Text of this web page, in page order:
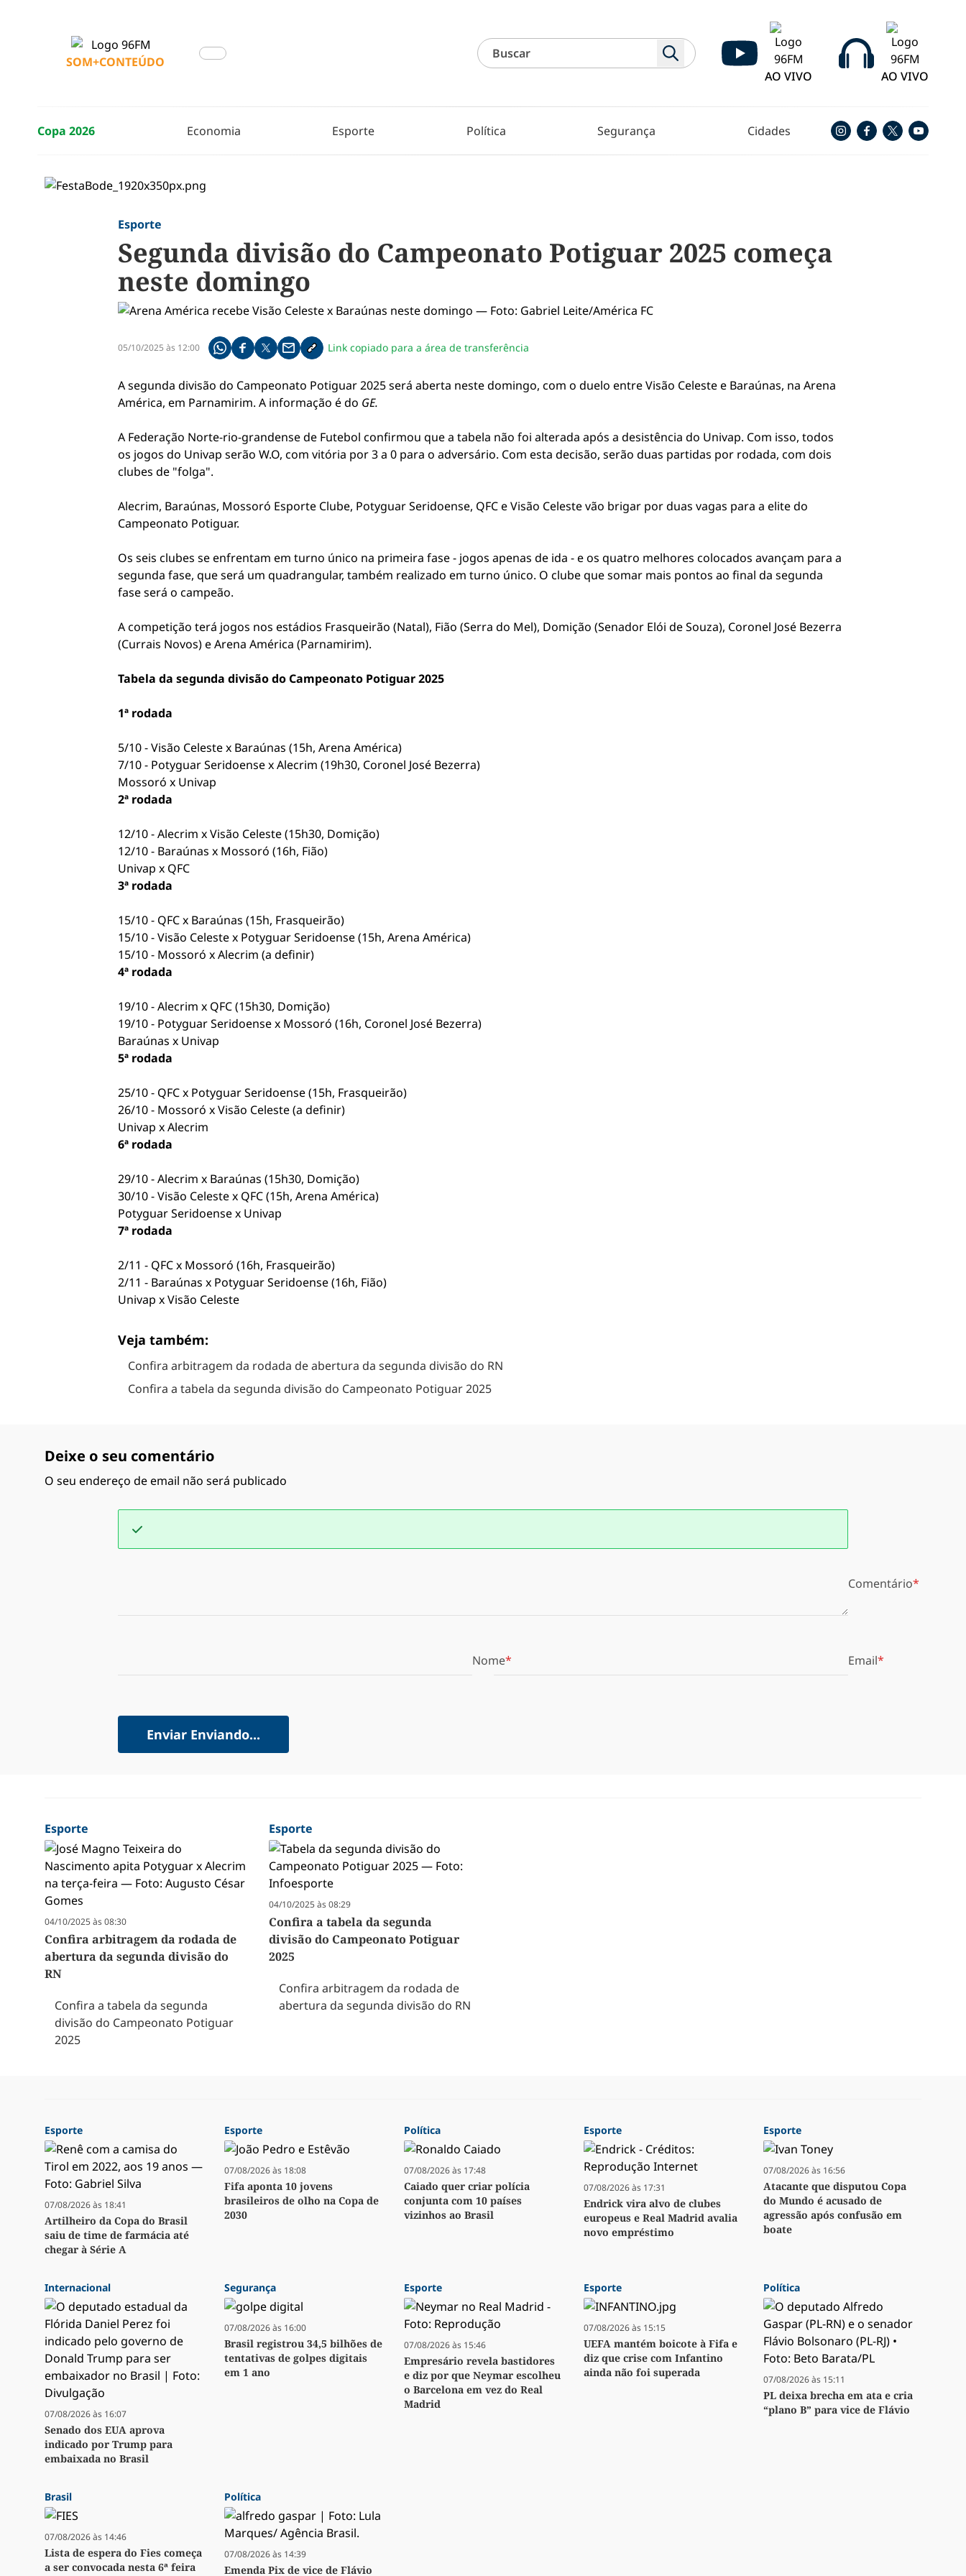
SOM+CONTEÚDO
AO VIVO
AO VIVO
Copa 2026 Economia Esporte Política Segurança Cidades
Esporte
Segunda divisão do Campeonato Potiguar 2025 começa
neste domingo
05/10/2025 às 12:00 Compartilhe pelo whatsapp
Compartilhar no facebook
Compartilhar no twitter
Compartilhe pelo email
Copiar link da notícia
Link copiado para a área de transferência
A segunda divisão do Campeonato Potiguar 2025 será aberta neste domingo, com o duelo entre Visão Celeste e Baraúnas, na Arena
América, em Parnamirim. A informação é do GE.
A Federação Norte-rio-grandense de Futebol confirmou que a tabela não foi alterada após a desistência do Univap. Com isso, todos
os jogos do Univap serão W.O, com vitória por 3 a 0 para o adversário. Com esta decisão, serão duas partidas por rodada, com dois
clubes de "folga".
Alecrim, Baraúnas, Mossoró Esporte Clube, Potyguar Seridoense, QFC e Visão Celeste vão brigar por duas vagas para a elite do
Campeonato Potiguar.
Os seis clubes se enfrentam em turno único na primeira fase - jogos apenas de ida - e os quatro melhores colocados avançam para a
segunda fase, que será um quadrangular, também realizado em turno único. O clube que somar mais pontos ao final da segunda
fase será o campeão.
A competição terá jogos nos estádios Frasqueirão (Natal), Fião (Serra do Mel), Domição (Senador Elói de Souza), Coronel José Bezerra
(Currais Novos) e Arena América (Parnamirim).
Tabela da segunda divisão do Campeonato Potiguar 2025
1ª rodada
5/10 - Visão Celeste x Baraúnas (15h, Arena América)
7/10 - Potyguar Seridoense x Alecrim (19h30, Coronel José Bezerra)
Mossoró x Univap
2ª rodada
12/10 - Alecrim x Visão Celeste (15h30, Domição)
12/10 - Baraúnas x Mossoró (16h, Fião)
Univap x QFC
3ª rodada
15/10 - QFC x Baraúnas (15h, Frasqueirão)
15/10 - Visão Celeste x Potyguar Seridoense (15h, Arena América)
15/10 - Mossoró x Alecrim (a definir)
4ª rodada
19/10 - Alecrim x QFC (15h30, Domição)
19/10 - Potyguar Seridoense x Mossoró (16h, Coronel José Bezerra)
Baraúnas x Univap
5ª rodada
25/10 - QFC x Potyguar Seridoense (15h, Frasqueirão)
26/10 - Mossoró x Visão Celeste (a definir)
Univap x Alecrim
6ª rodada
29/10 - Alecrim x Baraúnas (15h30, Domição)
30/10 - Visão Celeste x QFC (15h, Arena América)
Potyguar Seridoense x Univap
7ª rodada
2/11 - QFC x Mossoró (16h, Frasqueirão)
2/11 - Baraúnas x Potyguar Seridoense (16h, Fião)
Univap x Visão Celeste
Veja também:
Confira arbitragem da rodada de abertura da segunda divisão do RN
Confira a tabela da segunda divisão do Campeonato Potiguar 2025
Deixe o seu comentário
O seu endereço de email não será publicado
Comentário
Nome Email
Enviar Enviando...
Esporte
04/10/2025 às 08:30
Confira arbitragem da rodada de
abertura da segunda divisão do
RN
Confira a tabela da segunda
divisão do Campeonato Potiguar
2025
Esporte
04/10/2025 às 08:29
Confira a tabela da segunda
divisão do Campeonato Potiguar
2025
Confira arbitragem da rodada de
abertura da segunda divisão do RN
Esporte
07/08/2026 às 18:41
Artilheiro da Copa do Brasil
saiu de time de farmácia até
chegar à Série A
Esporte
07/08/2026 às 18:08
Fifa aponta 10 jovens
brasileiros de olho na Copa de
2030
Política
07/08/2026 às 17:48
Caiado quer criar polícia
conjunta com 10 países
vizinhos ao Brasil
Esporte
07/08/2026 às 17:31
Endrick vira alvo de clubes
europeus e Real Madrid avalia
novo empréstimo
Esporte
07/08/2026 às 16:56
Atacante que disputou Copa
do Mundo é acusado de
agressão após confusão em
boate
Internacional
07/08/2026 às 16:07
Senado dos EUA aprova
indicado por Trump para
embaixada no Brasil
Segurança
07/08/2026 às 16:00
Brasil registrou 34,5 bilhões de
tentativas de golpes digitais
em 1 ano
Esporte
07/08/2026 às 15:46
Empresário revela bastidores
e diz por que Neymar escolheu
o Barcelona em vez do Real
Madrid
Esporte
07/08/2026 às 15:15
UEFA mantém boicote à Fifa e
diz que crise com Infantino
ainda não foi superada
Política
07/08/2026 às 15:11
PL deixa brecha em ata e cria
“plano B” para vice de Flávio
Brasil
07/08/2026 às 14:46
Lista de espera do Fies começa
a ser convocada nesta 6ª feira
Política
07/08/2026 às 14:39
Emenda Pix de vice de Flávio